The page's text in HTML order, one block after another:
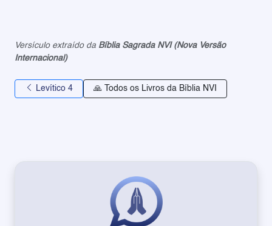
Versículo extraído da Bíblia Sagrada NVI (Nova Versão
Internacional)
Levítico 4 🙏 Todos os Livros da Bíblia NVI